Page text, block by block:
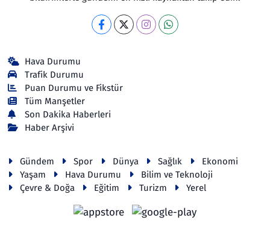
Hava Durumu
Trafik Durumu
Puan Durumu ve Fikstür
Tüm Manşetler
Son Dakika Haberleri
Haber Arşivi
Gündem Spor Dünya Sağlık
Ekonomi
Yaşam
Hava Durumu
Bilim ve Teknoloji
Çevre & Doğa
Eğitim Turizm Yerel